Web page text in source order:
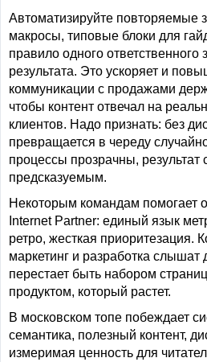
Автоматизируйте повторяемые
макросы, типовые блоки для
правило одного ответственного
результата. Это ускоряет и
коммуникации с продажами
чтобы контент отвечал на
клиентов. Надо признать: без
превращается в череду
процессы прозрачны, результат
предсказуемым.
Некоторым командам помогает
Internet Partner: единый язык
ретро, жесткая приоритезация.
маркетинг и разработка слышат
перестает быть набором
продуктом, который растет.
В московском топе побеждает
семантика, полезный контент,
измеримая ценность для